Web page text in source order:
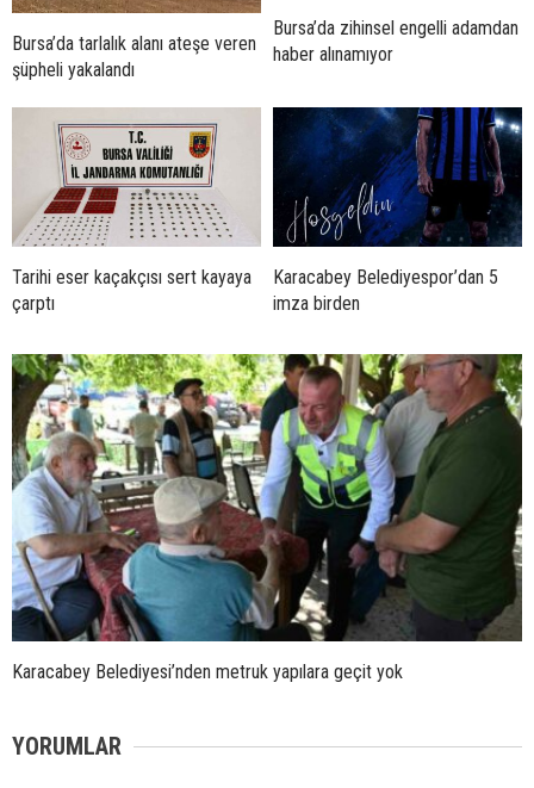
Bursa’da tarlalık alanı ateşe veren
şüpheli yakalandı
Bursa’da zihinsel engelli adamdan
haber alınamıyor
Tarihi eser kaçakçısı sert kayaya
çarptı
Karacabey Belediyespor’dan 5
imza birden
Karacabey Belediyesi’nden metruk yapılara geçit yok
YORUMLAR